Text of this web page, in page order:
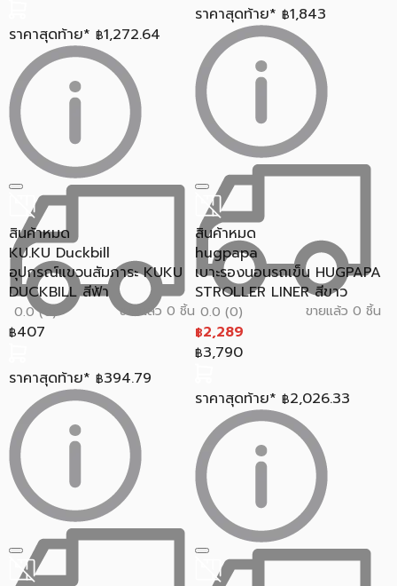
ราคาสุดท้าย* ฿1,272.64
ราคาสุดท้าย* ฿1,843
สินค้าหมด
KU.KU Duckbill
อุปกรณ์แขวนสัมภาระ KUKU
DUCKBILL สีฟ้า
0.0 (0) ขายแล้ว 0 ชิ้น
฿407
ราคาสุดท้าย* ฿394.79
สินค้าหมด
hugpapa
เบาะรองนอนรถเข็น HUGPAPA
STROLLER LINER สีขาว
0.0 (0) ขายแล้ว 0 ชิ้น
฿2,289
฿3,790
ราคาสุดท้าย* ฿2,026.33